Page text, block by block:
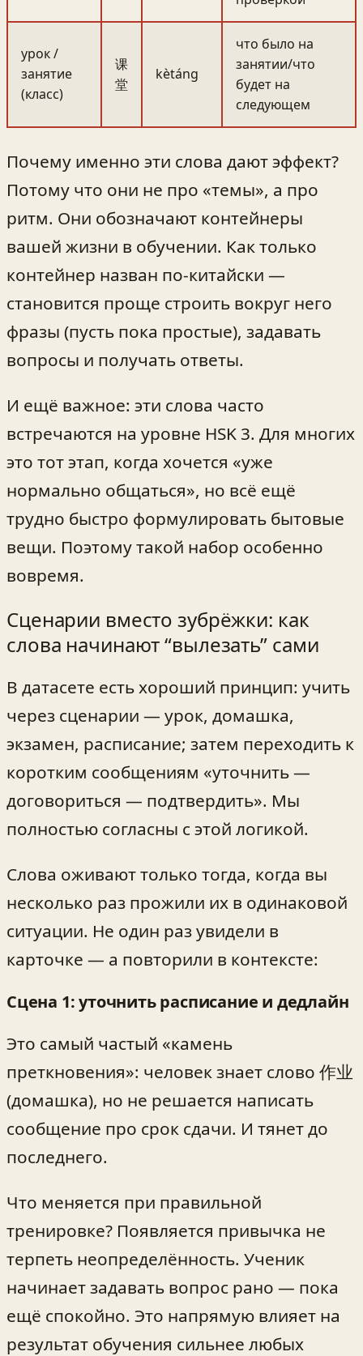
урок /
занятие
(класс)
课
堂
kètáng
что было на
занятии/что
будет на
следующем
Почему именно эти слова дают эффект?
Потому что они не про «темы», а про
ритм. Они обозначают контейнеры
вашей жизни в обучении. Как только
контейнер назван по-китайски —
становится проще строить вокруг него
фразы (пусть пока простые), задавать
вопросы и получать ответы.
И ещё важное: эти слова часто
встречаются на уровне HSK 3. Для многих
это тот этап, когда хочется «уже
нормально общаться», но всё ещё
трудно быстро формулировать бытовые
вещи. Поэтому такой набор особенно
вовремя.
Сценарии вместо зубрёжки: как
слова начинают “вылезать” сами
В датасете есть хороший принцип: учить
через сценарии — урок, домашка,
экзамен, расписание; затем переходить к
коротким сообщениям «уточнить —
договориться — подтвердить». Мы
полностью согласны с этой логикой.
Слова оживают только тогда, когда вы
несколько раз прожили их в одинаковой
ситуации. Не один раз увидели в
карточке — а повторили в контексте:
Сцена 1: уточнить расписание и дедлайн
Это самый частый «камень
преткновения»: человек знает слово 作业
(домашка), но не решается написать
сообщение про срок сдачи. И тянет до
последнего.
Что меняется при правильной
тренировке? Появляется привычка не
терпеть неопределённость. Ученик
начинает задавать вопрос рано — пока
ещё спокойно. Это напрямую влияет на
результат обучения сильнее любых